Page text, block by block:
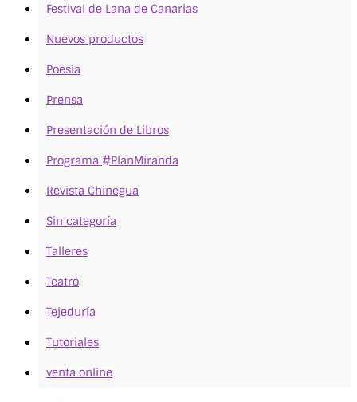
Festival de Lana de Canarias
Nuevos productos
Poesía
Prensa
Presentación de Libros
Programa #PlanMiranda
Revista Chinegua
Sin categoría
Talleres
Teatro
Tejeduría
Tutoriales
venta online